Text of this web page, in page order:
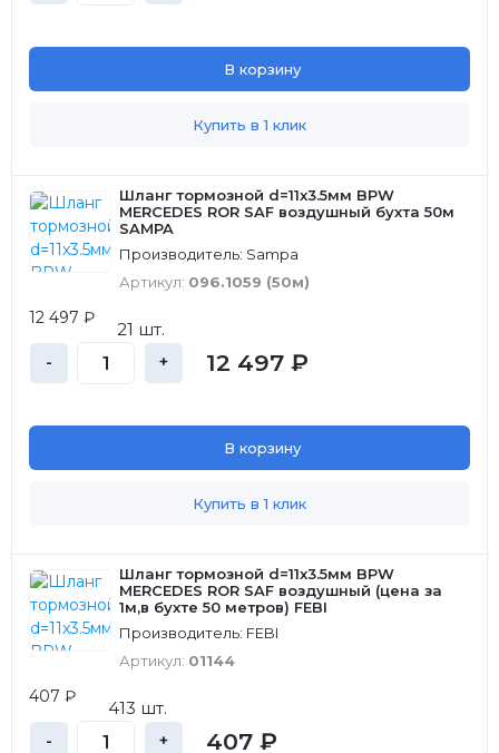
В корзину
Купить в 1 клик
Шланг тормозной d=11x3.5мм BPW
MERCEDES ROR SAF воздушный бухта 50м
SAMPA
Производитель: Sampa
Артикул: 096.1059 (50м)
12 497 ₽
21 шт.
- + 12 497 ₽
В корзину
Купить в 1 клик
Шланг тормозной d=11x3.5мм BPW
MERCEDES ROR SAF воздушный (цена за
1м,в бухте 50 метров) FEBI
Производитель: FEBI
Артикул: 01144
407 ₽
413 шт.
- + 407 ₽